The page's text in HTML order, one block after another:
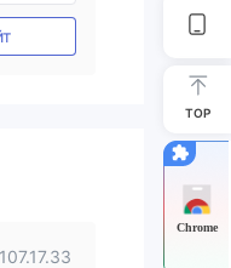
TOP
Chrome